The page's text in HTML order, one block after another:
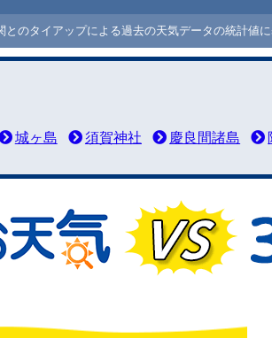
のタイアップによる過去の天気データの統計値に
城ヶ島 須賀神社 慶良間諸島